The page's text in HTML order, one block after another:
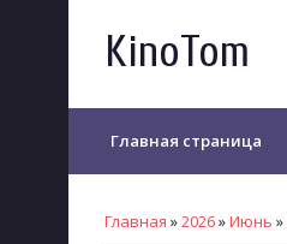
KinoTom
Главная страница
Главная »2026»Июнь »